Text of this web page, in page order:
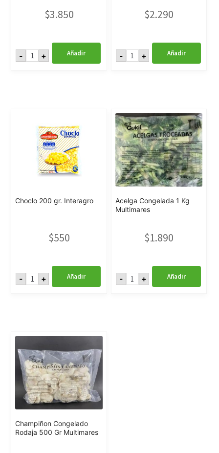
$3.850
- Porotos
Granados
Congelados
+ Añadir
$2.290
- Primavera
+ Añadir
Choclo 200 gr. Interagro
$550
- Choclo
200 + Añadir
Acelga Congelada 1 Kg
Multimares
$1.890
- Acelga
Congelada
+ Añadir
Champiñon Congelado
Rodaja 500 Gr Multimares